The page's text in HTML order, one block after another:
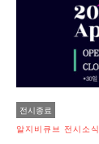
전시종료
알지비큐브 전시소식